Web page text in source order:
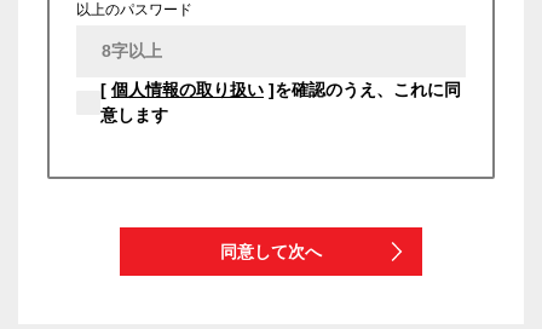
以上のパスワード
[ 個人情報の取り扱い ]を確認のうえ、これに同
意します
同意して次へ